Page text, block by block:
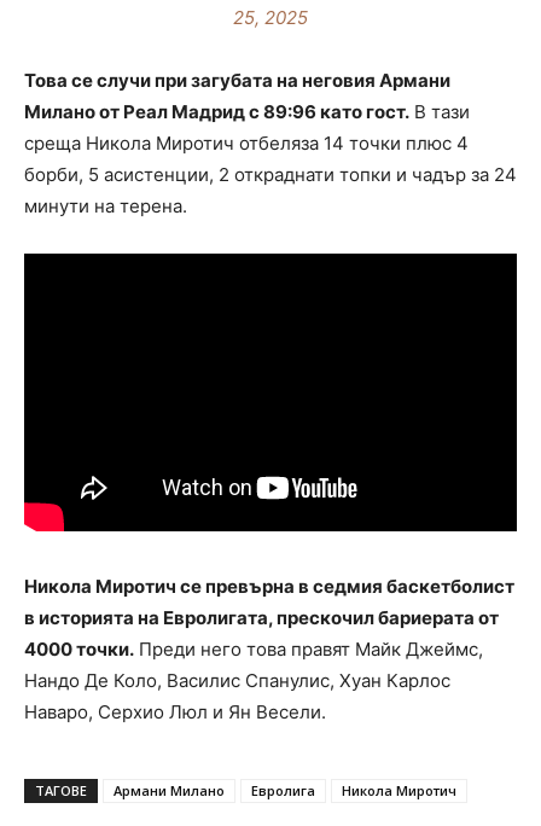
25, 2025
Това се случи при загубата на неговия Армани
Милано от Реал Мадрид с 89:96 като гост. В тази
среща Никола Миротич отбеляза 14 точки плюс 4
борби, 5 асистенции, 2 откраднати топки и чадър за 24
минути на терена.
Никола Миротич се превърна в седмия баскетболист
в историята на Евролигата, прескочил бариерата от
4000 точки. Преди него това правят Майк Джеймс,
Нандо Де Коло, Василис Спанулис, Хуан Карлос
Наваро, Серхио Люл и Ян Весели.
ТАГОВЕ Армани Милано Евролига Никола Миротич